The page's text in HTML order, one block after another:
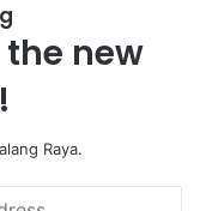
new
Raya.